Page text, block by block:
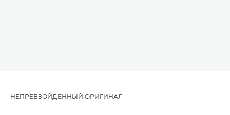
НЕПРЕВЗОЙДЕННЫЙ ОРИГИНАЛ